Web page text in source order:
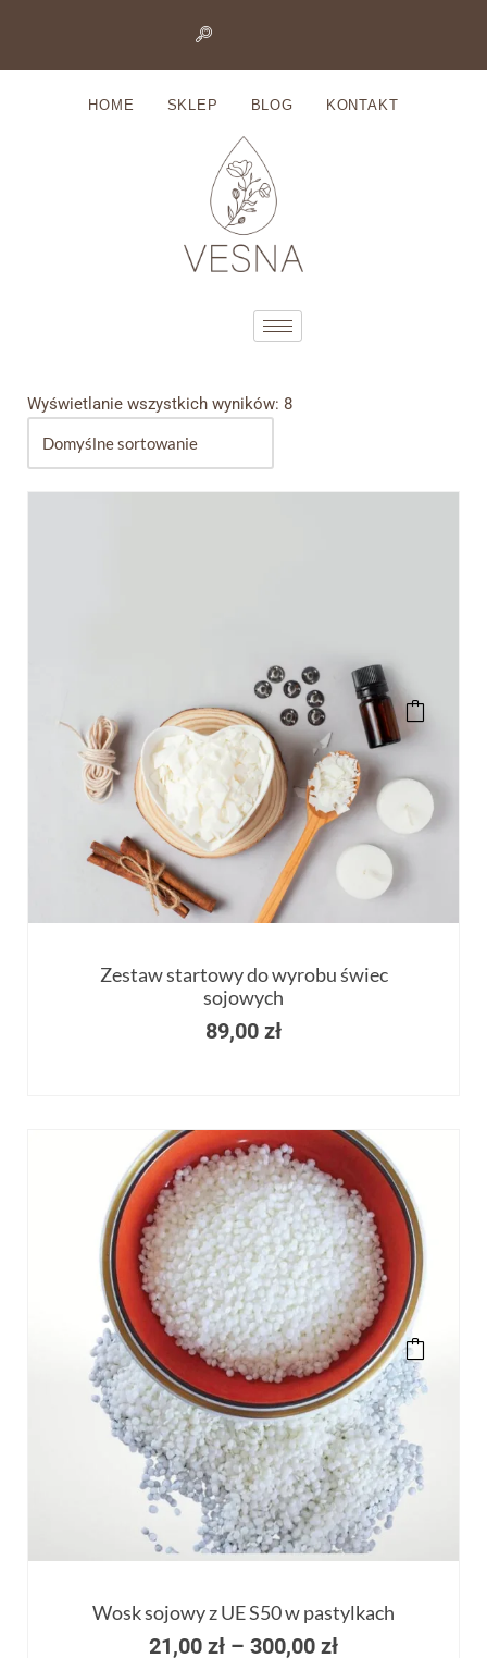
HOME SKLEP BLOG KONTAKT
Wyświetlanie wszystkich wyników: 8
Zestaw startowy do wyrobu świec
sojowych
89,00 zł
Wosk sojowy z UE S50 w pastylkach
21,00 zł – 300,00 zł